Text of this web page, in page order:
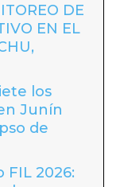
DE
EN EL
los
Junín
de
FIL 2026: